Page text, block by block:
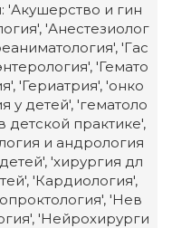
'Акушерство и гин
'Анестезиолог
'Гас
'Гемато
'Гериатрия', 'онко
у детей', 'гематоло
детской практике',
и андрология
'хирургия дл
'Кардиология',
'Нев
'Нейрохирурги